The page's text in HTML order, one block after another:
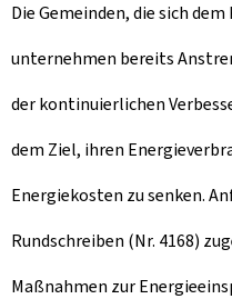
Die Gemeinden, die sich
unternehmen bereits
der kontinuierlichen
dem Ziel, ihren
Energiekosten zu senken.
Rundschreiben (Nr. 4168)
Maßnahmen zur